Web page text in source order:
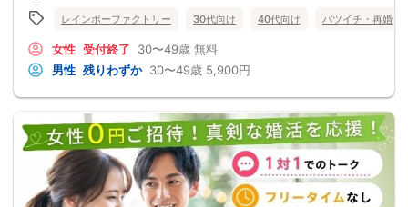
レインボーファクトリー 30代向け 40代向け バツイチ・再婚
女性 受付終了 30〜49歳 無料
男性 残りわずか 30〜49歳 5,900円